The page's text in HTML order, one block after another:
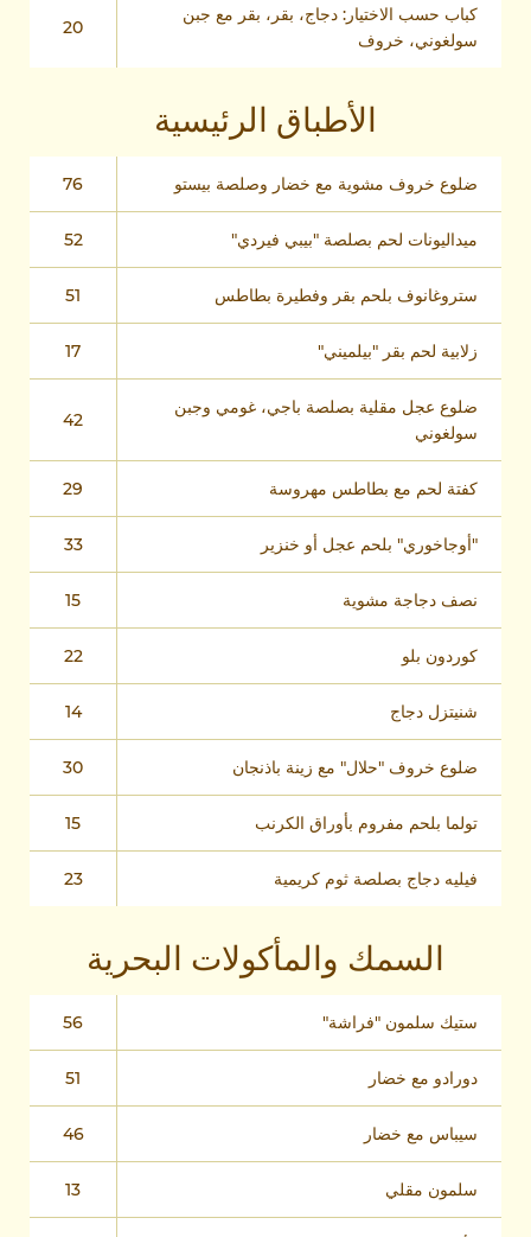
كباب حسب الاختيار: دجاج، بقر، بقر مع جبن
سولغوني، خروف
20
الأطباق الرئيسية
ضلوع خروف مشوية مع خضار وصلصة بيستو 76
ميداليونات لحم بصلصة "بيبي فيردي" 52
ستروغانوف بلحم بقر وفطيرة بطاطس 51
زلابية لحم بقر "بيلميني" 17
ضلوع عجل مقلية بصلصة باجي، غومي وجبن
سولغوني
42
كفتة لحم مع بطاطس مهروسة 29
"أوجاخوري" بلحم عجل أو خنزير 33
نصف دجاجة مشوية 15
كوردون بلو 22
شنيتزل دجاج 14
ضلوع خروف "حلال" مع زينة باذنجان 30
تولما بلحم مفروم بأوراق الكرنب 15
فيليه دجاج بصلصة ثوم كريمية 23
السمك والمأكولات البحرية
ستيك سلمون "فراشة" 56
دورادو مع خضار 51
سيباس مع خضار 46
سلمون مقلي 13